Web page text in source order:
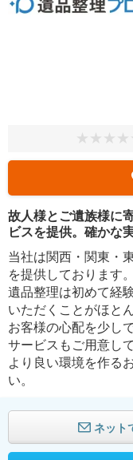
故人様とご遺族様に
ビスを提供。確かな
当社は関西・関東・
を提供しております。
遺品整理は初めて経
いただくことがほと
お客様の心配を少し
サービスもご用意し
より良い環境を作る
い。
ネット